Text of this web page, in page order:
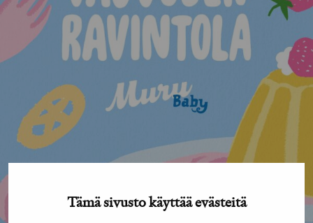
Tämä sivusto käyttää evästeitä